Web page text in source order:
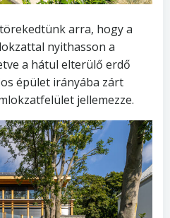
arra, hogy a
nyithasson a
a hátul elterülő erdő
épület irányába zárt
jellemezze.